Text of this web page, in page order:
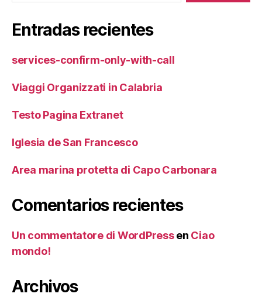
Entradas recientes
services-confirm-only-with-call
Viaggi Organizzati in Calabria
Testo Pagina Extranet
Iglesia de San Francesco
Area marina protetta di Capo Carbonara
Comentarios recientes
Un commentatore di WordPressen Ciao
mondo!
Archivos